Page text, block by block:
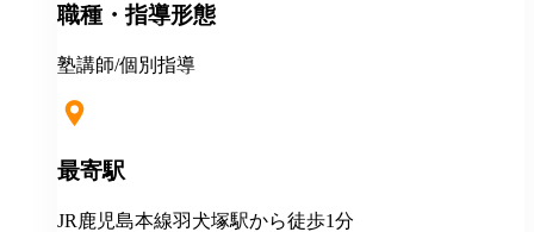
職種・指導形態
塾講師/個別指導
最寄駅
JR鹿児島本線羽犬塚駅から徒歩1分